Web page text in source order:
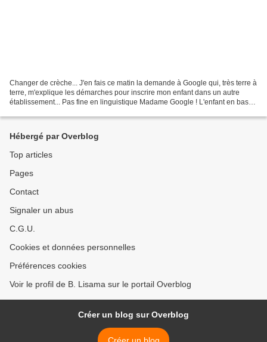
Changer de crèche... J'en fais ce matin la demande à Google qui, très terre à
terre, m'explique les démarches pour inscrire mon enfant dans un autre
établissement... Pas fine en linguistique Madame Google ! L'enfant en bas
Hébergé par Overblog
Top articles
Pages
Contact
Signaler un abus
C.G.U.
Cookies et données personnelles
Préférences cookies
Voir le profil de B. Lisama sur le portail Overblog
Créer un blog sur Overblog